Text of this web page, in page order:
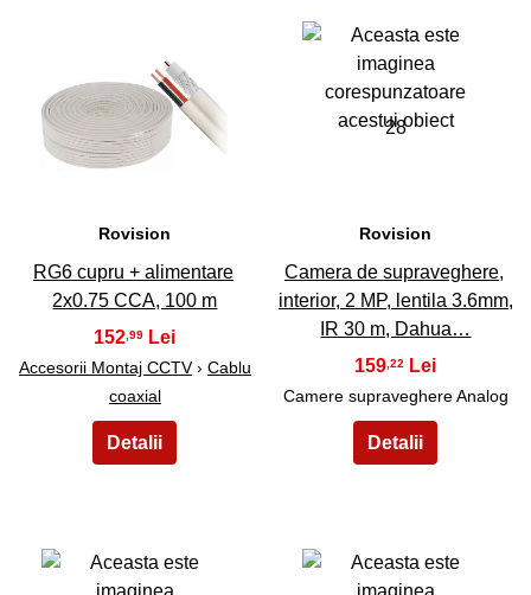
27
Rovision
RG6 cupru + alimentare
2x0.75 CCA, 100 m
152 ,99
Accesorii Montaj CCTV› Cablu
coaxial
28
Rovision
Camera de supraveghere,
interior, 2 MP, lentila 3.6mm,
IR 30 m, Dahua…
159 ,22
Camere supraveghere Analog